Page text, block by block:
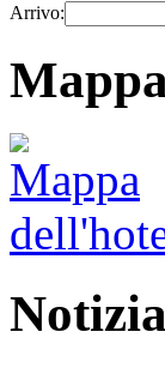
Arrivo:
Notizia